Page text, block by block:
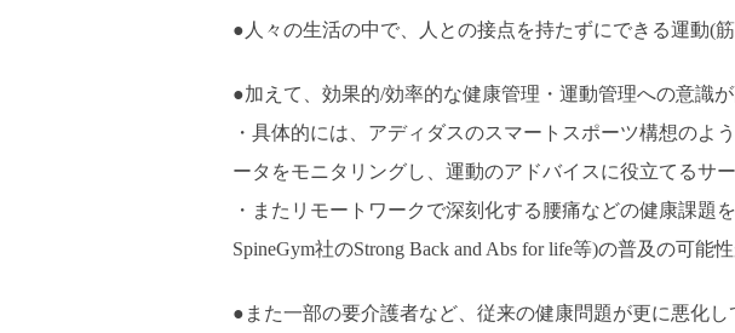
●人々の生活の中で、人との接点を持たずにできる運動(
●加えて、効果的/効率的な健康管理・運動管理への意識が
・具体的には、アディダスのスマートスポーツ構想のよ
ータをモニタリングし、運動のアドバイスに役立てるサ
・またリモートワークで深刻化する腰痛などの健康課題
SpineGym社のStrong Back and Abs for life等)の普及の可能
●また一部の要介護者など、従来の健康問題が更に悪化